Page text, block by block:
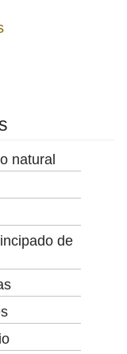
natural
de